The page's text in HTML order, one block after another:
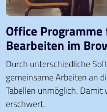
Office
Bearbeiten im
Durch unterschiedliche
gemeinsame Arbeiten an
Tabellen unmöglich.
erschwert.